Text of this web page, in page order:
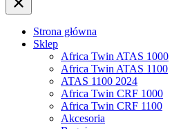
Strona główna
Sklep
Africa Twin ATAS 1000
Africa Twin ATAS 1100
ATAS 1100 2024
Africa Twin CRF 1000
Africa Twin CRF 1100
Akcesoria